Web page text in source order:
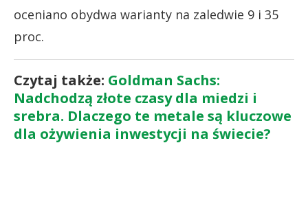
oceniano obydwa warianty na zaledwie 9 i 35
proc.
Czytaj także: Goldman Sachs:
Nadchodzą złote czasy dla miedzi i
srebra. Dlaczego te metale są kluczowe
dla ożywienia inwestycji na świecie?